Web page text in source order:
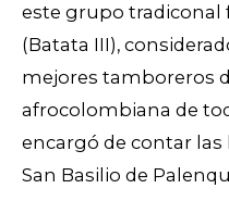
este grupo tradiconal
(Batata III),
mejores tamboreros
afrocolombiana de
encargó de contar
San Basilio de